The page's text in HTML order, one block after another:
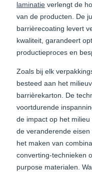
laminatie verlengt de
van de producten. De
barrièrecoating levert
kwaliteit, garandeert
productieproces en
Zoals bij elk
besteed aan het
barrièrekarton. De
voortdurende
de impact op het
de veranderende
het maken van
converting-technieken
purpose materialen.